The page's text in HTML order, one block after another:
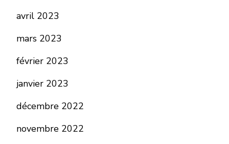
avril 2023
mars 2023
février 2023
janvier 2023
décembre 2022
novembre 2022